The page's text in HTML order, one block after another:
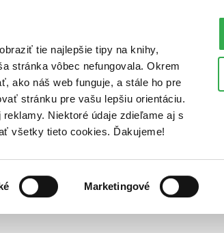
tie najlepšie tipy na knihy,
stránka vôbec nefungovala. Okrem
ako náš web funguje, a stále ho pre
stránku pre vašu lepšiu orientáciu.
Niektoré údaje zdieľame aj s
všetky tieto cookies. Ďakujeme!
Marketingové